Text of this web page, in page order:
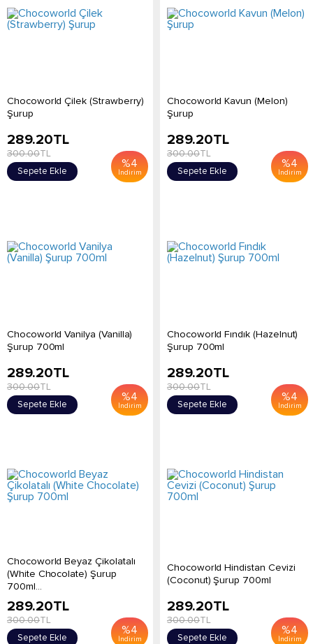
Chocoworld Çilek (Strawberry)
Şurup
%4
İndirim
289.20TL
300.00TL
Sepete Ekle
Chocoworld Kavun (Melon)
Şurup
%4
İndirim
289.20TL
300.00TL
Sepete Ekle
Chocoworld Vanilya (Vanilla)
Şurup 700ml
%4
İndirim
289.20TL
300.00TL
Sepete Ekle
Chocoworld Fındık (Hazelnut)
Şurup 700ml
%4
İndirim
289.20TL
300.00TL
Sepete Ekle
Chocoworld Beyaz Çikolatalı
(White Chocolate) Şurup
700ml...
%4
İndirim
289.20TL
300.00TL
Sepete Ekle
Chocoworld Hindistan Cevizi
(Coconut) Şurup 700ml
%4
İndirim
289.20TL
300.00TL
Sepete Ekle